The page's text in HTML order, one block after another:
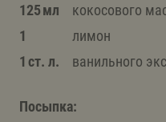
125 мл
кокосового
1
лимон
1 ст. л.
ванильного
Посыпка: